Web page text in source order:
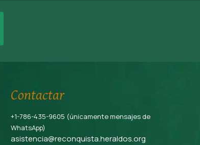
Contactar
+1-786-435-9605 (únicamente mensajes de
WhatsApp)
asistencia@reconquista.heraldos.org